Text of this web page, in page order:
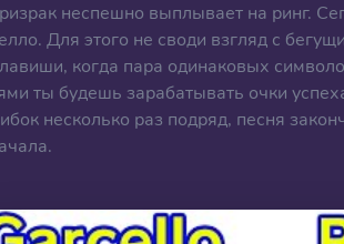
неспешно выплывает на ринг.
Для этого не своди взгляд с
когда пара одинаковых
ты будешь зарабатывать очки
несколько раз подряд, песня